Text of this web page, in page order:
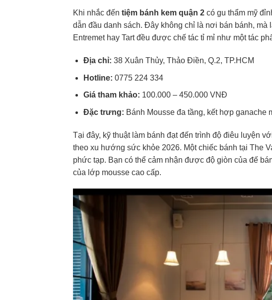
Khi nhắc đến tiệm bánh kem quận 2 có gu thẩm mỹ
dẫn đầu danh sách. Đây không chỉ là nơi bán bánh,
Entremet hay Tart đều được chế tác tỉ mỉ như một tác
Địa chỉ: 38 Xuân Thủy, Thảo Điền, Q.2, TP.HCM
Hotline: 0775 224 334
Giá tham khảo: 100.000 – 450.000 VNĐ
Đặc trưng: Bánh Mousse đa tầng, kết hợp ganache
Tại đây, kỹ thuật làm bánh đạt đến trình độ điêu luyện
theo xu hướng sức khỏe 2026. Một chiếc bánh tại The
phức tạp. Bạn có thể cảm nhận được độ giòn của đế
của lớp mousse cao cấp.